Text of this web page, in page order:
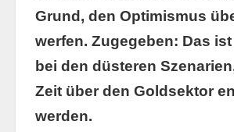
Grund, den Optimismus
werfen. Zugegeben: Das
bei den düsteren
Zeit über den Goldsektor
werden.